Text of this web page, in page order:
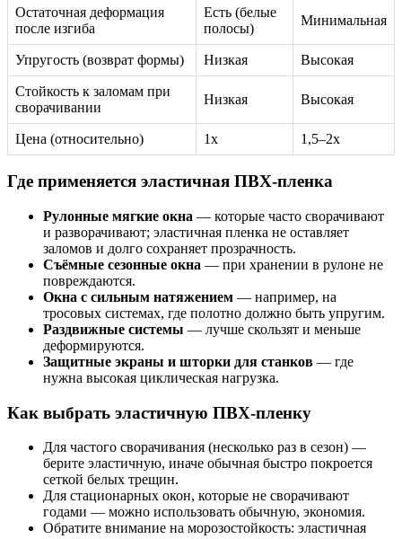
Остаточная деформация
после изгиба
Есть (белые
полосы)
Минимальная
Упругость (возврат формы) Низкая Высокая
Стойкость к заломам при
сворачивании
Низкая Высокая
Цена (относительно) 1x 1,5–2x
Где применяется эластичная ПВХ-пленка
Рулонные мягкие окна — которые часто сворачивают
и разворачивают; эластичная пленка не оставляет
заломов и долго сохраняет прозрачность.
Съёмные сезонные окна — при хранении в рулоне не
повреждаются.
Окна с сильным натяжением — например, на
тросовых системах, где полотно должно быть упругим.
Раздвижные системы — лучше скользят и меньше
деформируются.
Защитные экраны и шторки для станков — где
нужна высокая циклическая нагрузка.
Как выбрать эластичную ПВХ-пленку
Для частого сворачивания (несколько раз в сезон) —
берите эластичную, иначе обычная быстро покроется
сеткой белых трещин.
Для стационарных окон, которые не сворачивают
годами — можно использовать обычную, экономия.
Обратите внимание на морозостойкость: эластичная